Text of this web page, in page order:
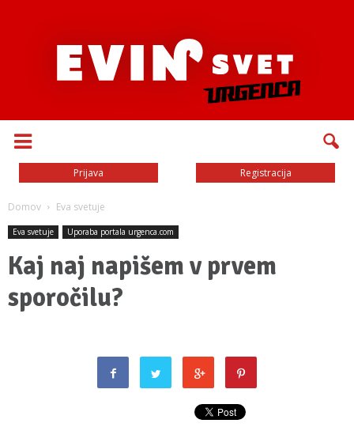
Prijava Registracija
Domov Eva svetuje
Eva svetuje Uporaba portala urgenca.com
Kaj naj napišem v prvem
sporočilu?